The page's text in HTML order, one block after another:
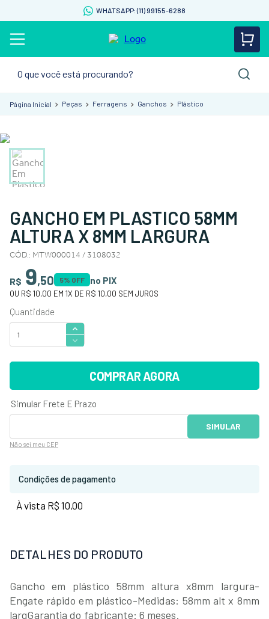
WHATSAPP: (11) 99155-6288
Peças Ferragens Ganchos Plástico
GANCHO EM PLASTICO 58MM
ALTURA X 8MM LARGURA
CÓD.: MTW000014 / 3108032
R$ 9,50 5% OFF no PIX
OU R$ 10,00 EM 1X DE R$ 10,00 SEM JUROS
COMPRAR AGORA
Não sei meu CEP
Condições de pagamento
À vista R$ 10,00
DETALHES DO PRODUTO
Gancho em plástico 58mm altura x8mm largura-
Engate rápido em plástico-Medidas: 58mm alt x 8mm
largGarantia do fabricante: 6 meses.